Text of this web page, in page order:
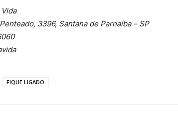
3396, Santana de Parnaíba – SP
FIQUE LIGADO